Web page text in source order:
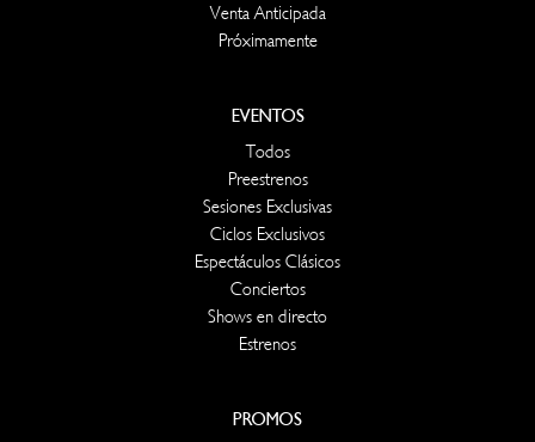
Venta Anticipada
Próximamente
EVENTOS
Todos
Preestrenos
Sesiones Exclusivas
Ciclos Exclusivos
Espectáculos Clásicos
Conciertos
Shows en directo
Estrenos
PROMOS